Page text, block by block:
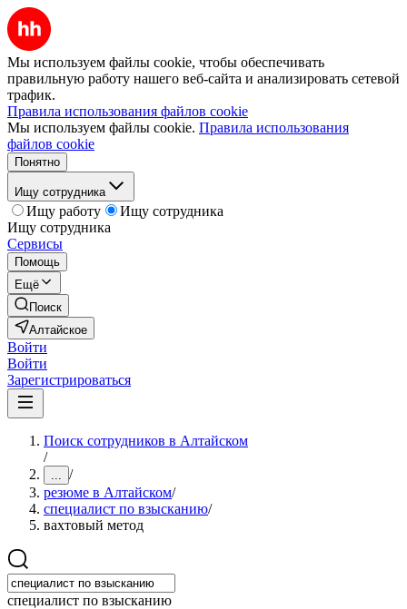
Мы используем файлы cookie, чтобы обеспечивать
правильную работу нашего веб-сайта и анализировать сетевой
трафик.
Правила использования файлов cookie
Мы используем файлы cookie. Правила использования
файлов cookie
Понятно
Ищу сотрудника
Ищу работу
Ищу сотрудника
Ищу сотрудника
Сервисы
Помощь
Ещё
Поиск
Алтайское
Войти
Войти
Зарегистрироваться
Поиск сотрудников в Алтайском
/
... /
резюме в Алтайском/
специалист по взысканию/
вахтовый метод
специалист по взысканию